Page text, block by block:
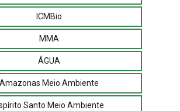
ICMBio
MMA
ÁGUA
Amazonas Meio Ambiente
Santo Meio Ambiente